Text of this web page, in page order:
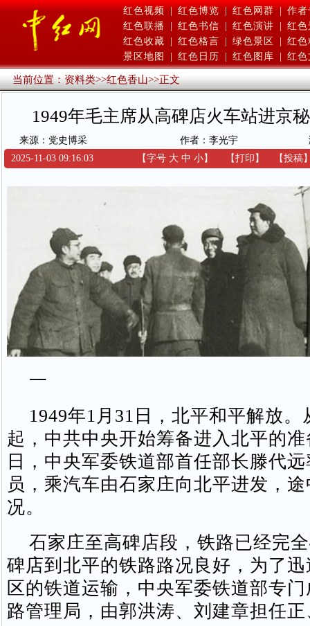
红色视频 | 红色博览 | 红色网群 | 作者
红色联播
红色书信 红色演讲
红色
红色收藏
红色格言 绿色景区
红色
景区地图
红色日历 红色图库 红色
当前位置：资料类>>红色香山>>正文
1949年毛主席从高碑店火车站进京
来源：党史博采 作者：李光宇
2025-11-03 09:16:03
【字号 大 中 小】 【打印 】 【投稿
一
1949年1月31日，北平和平解放。
起，中共中央开始筹备进入北平的
日，中央军委铁道部首任部长滕代
员，乘汽车由石家庄向北平进发，
况。
石家庄至高碑店段，铁路已经完
碑店到北平的铁路路况良好，为了
区的铁道运输，中央军委铁道部专
路管理局，由郭洪涛、刘建章担任